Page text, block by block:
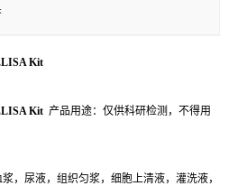
Kit
Kit 产品用途：仅供科研检测，不得用
，尿液，组织匀浆，细胞上清液，灌洗液，